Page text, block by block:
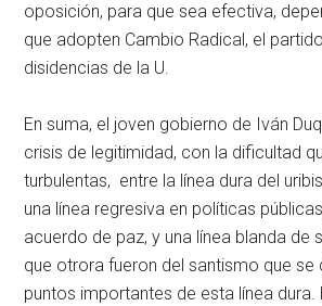
oposición, para que sea efectiva,
que adopten Cambio Radical, el
disidencias de la U.
En suma, el joven gobierno de Iván
crisis de legitimidad, con la dificultad
turbulentas, entre la línea dura del
una línea regresiva en políticas
acuerdo de paz, y una línea blanda de
que otrora fueron del santismo que se
puntos importantes de esta línea dura.